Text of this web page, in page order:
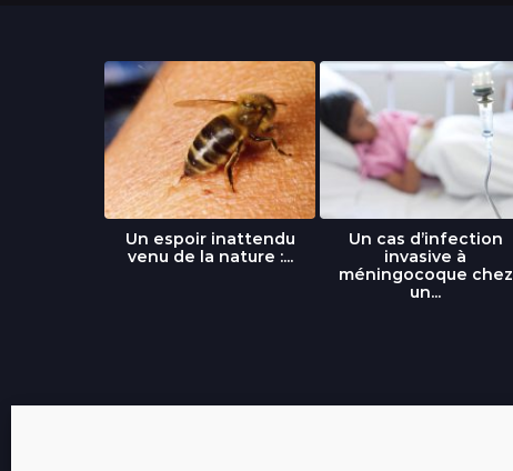
Un espoir inattendu
venu de la nature :...
Un cas d’infection
invasive à
méningocoque chez
un...